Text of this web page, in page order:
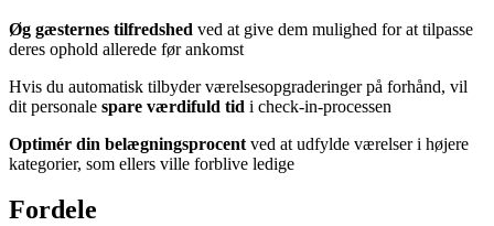
Øg gæsternes tilfredshed ved at give dem mulighed for at tilpasse
deres ophold allerede før ankomst
Hvis du automatisk tilbyder værelsesopgraderinger på forhånd, vil
dit personale spare værdifuld tid i check-in-processen
Optimér din belægningsprocent ved at udfylde værelser i højere
kategorier, som ellers ville forblive ledige
Fordele